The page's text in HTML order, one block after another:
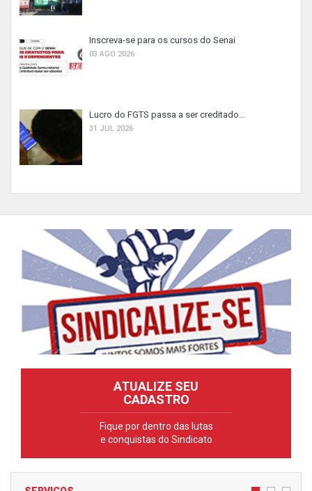
Inscreva-se para os cursos do Senai
03 AGO 2026
Lucro do FGTS passa a ser creditado...
31 JUL 2026
ATUALIZE SEU
CADASTRO
Fique por dentro das lutas
e conquistas do Sindicato